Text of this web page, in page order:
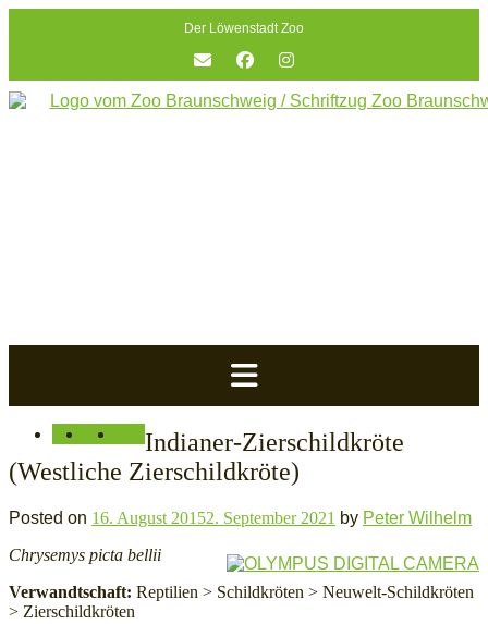
Der Löwenstadt Zoo
Indianer-Zierschildkröte
(Westliche Zierschildkröte)
Posted on 16. August 20152. September 2021 by Peter Wilhelm
Chrysemys picta bellii
Verwandtschaft: Reptilien > Schildkröten > Neuwelt-Schildkröten
> Zierschildkröten